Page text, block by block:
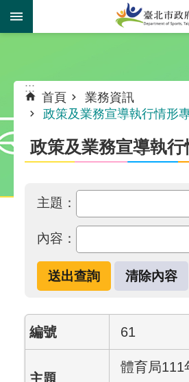
跳到主要內容區塊
:::
首頁
業務資訊
政策及業務宣導執行情形
政策及業務宣導執行
主題：
內容：
61
體育局111